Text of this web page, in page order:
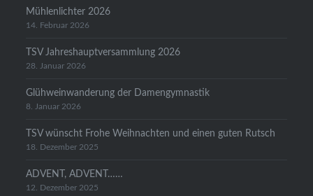
Mühlenlichter 2026
14. Februar 2026
TSV Jahreshauptversammlung 2026
28. Januar 2026
Glühweinwanderung der Damengymnastik
8. Januar 2026
TSV wünscht Frohe Weihnachten und einen guten Rutsch
18. Dezember 2025
ADVENT, ADVENT……
12. Dezember 2025